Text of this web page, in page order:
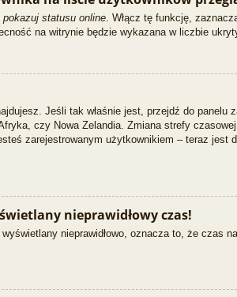
pokazuj statusu online . Włącz tę funkcję,
na witrynie będzie wykazana w liczbie
Jeśli tak właśnie jest, przejdź do panelu
czy Nowa Zelandia. Zmiana strefy
zarejestrowanym użytkownikiem – teraz jest
nieprawidłowy czas!
nieprawidłowo, oznacza to, że czas